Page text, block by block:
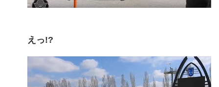
えっ!?